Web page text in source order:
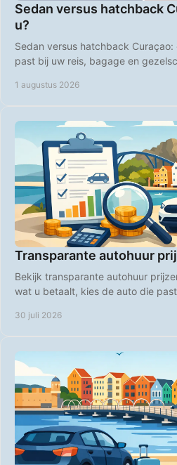
Sedan versus hatchback
u?
Sedan versus hatchback
past bij uw reis, bagage en
1 augustus 2026
Transparante autohuur
Bekijk transparante autohuur
wat u betaalt, kies de auto die
30 juli 2026